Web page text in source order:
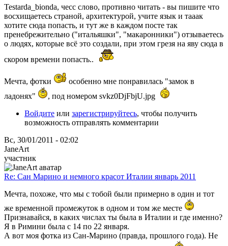
Testarda_bionda, чесс слово, противно читать - вы пишите что
восхищаетесь страной, архитектурой, учите язык и тааак
хотите сюда попасть, и тут же в каждом посте так
пренебрежительно ("итальяшки", "макаронники") отзываетесь
о людях, которые всё это создали, при этом грезя на яву сюда в
скором времени попасть..
Мечта, фотки
особенно мне понравилась "замок в
ладонях"
, под номером svkz0DjFbjU.jpg
Войдите или зарегистрируйтесь, чтобы получить
возможность отправлять комментарии
Вс, 30/01/2011 - 02:02
JaneArt
участник
Re: Сан Марино и немного красот Италии январь 2011
Мечта, похоже, что мы с тобой были примерно в один и тот
же временной промежуток в одном и том же месте
Признавайся, в каких числах ты была в Италии и где именно?
Я в Римини была с 14 по 22 января.
А вот моя фотка из Сан-Марино (правда, прошлого года). Не